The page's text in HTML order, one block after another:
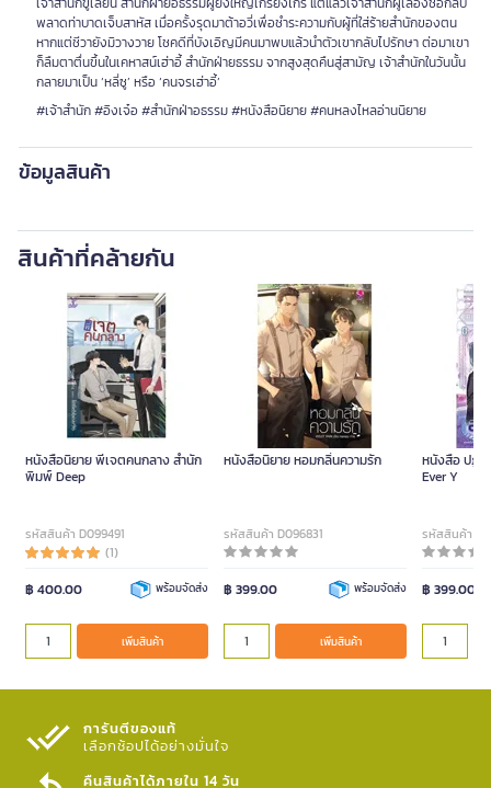
พลาดท่าบาดเจ็บสาหัส เมื่อครั้งรุดมาต้าอวี่เพื่อชำระความกับผู้ที่ใส่ร้ายสำนักของตน
หากแต่ชีวายังมิวางวาย โชคดีที่บังเอิญมีคนมาพบแล้วนำตัวเขากลับไปรักษา ต่อมาเขา
ก็ลืมตาตื่นขึ้นในเคหาสน์เฮ่าอี้ สำนักฝ่ายธรรม จากสูงสุดคืนสู่สามัญ เจ้าสำนักในวันนั้น
กลายมาเป็น ‘หลี่ซู’ หรือ ‘คนจรเฮ่าอี้’
#เจ้าสำนัก #อิงเจ๋อ #สำนักฝ่าอธรรม #หนังสือนิยาย #คนหลงไหลอ่านนิยาย
ข้อมูลสินค้า
สินค้าที่คล้ายกัน
หนังสือนิยาย พี่เจตคนกลาง สำนัก
พิมพ์ Deep
รหัสสินค้า D099491
(1)
฿ 400.00
พร้อมจัดส่ง
เพิ่มสินค้า
หนังสือนิยาย หอมกลิ่นความรัก
รหัสสินค้า D096831
฿ 399.00 พร้อมจัดส่ง
เพิ่มสินค้า
หนังสือ ปฏิบั
Ever Y
รหัสสินค้า
฿ 399.00
การันตีของแท้
เลือกช้อปได้อย่างมั่นใจ​
คืนสินค้าได้ภายใน 14 วัน